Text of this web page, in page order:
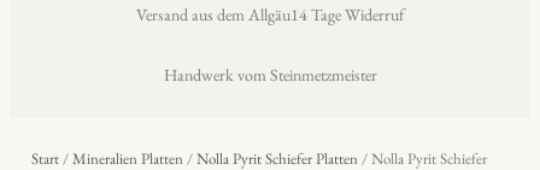
Versand aus dem Allgäu14 Tage Widerruf
Handwerk vom Steinmetzmeister
Start/Mineralien Platten/Nolla Pyrit Schiefer Platten/ Nolla Pyrit Schiefer